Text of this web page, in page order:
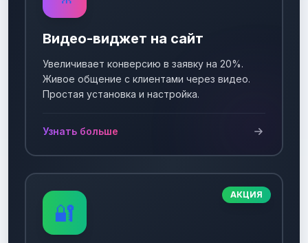
Видео-виджет на сайт
Увеличивает конверсию в заявку на 20%.
Живое общение с клиентами через видео.
Простая установка и настройка.
Узнать больше
АКЦИЯ
🔐